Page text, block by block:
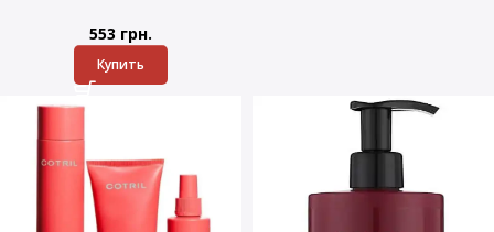
553 грн.
Купить